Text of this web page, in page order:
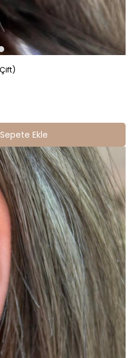
Sepete Ekle